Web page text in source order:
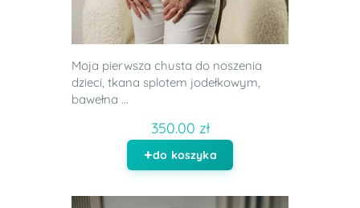
Moja pierwsza chusta do noszenia
dzieci, tkana splotem jodełkowym,
bawełna ...
350.00 zł
do koszyka